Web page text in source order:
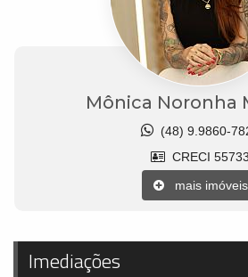
Mônica Noronha
(48) 9.9860-
CRECI 55733
mais imóveis
Imediações